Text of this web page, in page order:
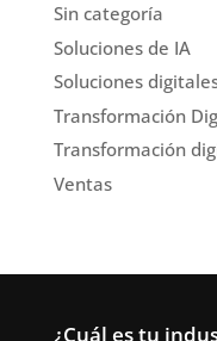
Sin categoría
Soluciones de IA
Soluciones
Transformación
Transformación
Ventas
¿Cuál es tu